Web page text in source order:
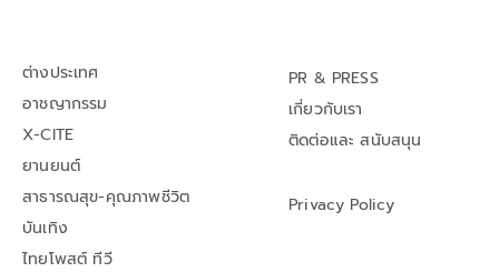
ต่างประเทศ
อาชญากรรม
X-CITE
ยานยนต์
สาธารณสุข-คุณภาพชีวิต
บันเทิง
ไทยโพสต์ ทีวี
PR & PRESS
เกี่ยวกับเรา
ติดต่อและ สนับสนุน
Privacy Policy